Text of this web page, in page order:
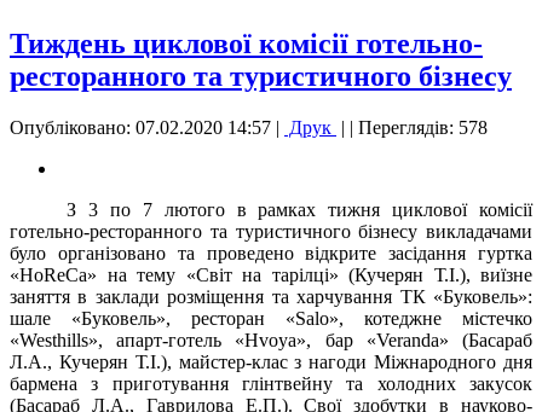
Тиждень циклової комісії готельно-
ресторанного та туристичного бізнесу
Опубліковано: 07.02.2020 14:57 | Друк | | Переглядів: 578
З 3 по 7 лютого в рамках тижня циклової комісії
готельно-ресторанного та туристичного бізнесу викладачами
було організовано та проведено відкрите засідання гуртка
«HoReCa» на тему «Світ на тарілці» (Кучерян Т.І.), виїзне
заняття в заклади розміщення та харчування ТК «Буковель»:
шале «Буковель», ресторан «Salo», котеджне містечко
«Westhills», апарт-готель «Hvoya», бар «Veranda» (Басараб
Л.А., Кучерян Т.І.), майстер-клас з нагоди Міжнародного дня
бармена з приготування глінтвейну та холодних закусок
(Басараб Л.А., Гаврилова Е.П.). Cвої здобутки в науково-